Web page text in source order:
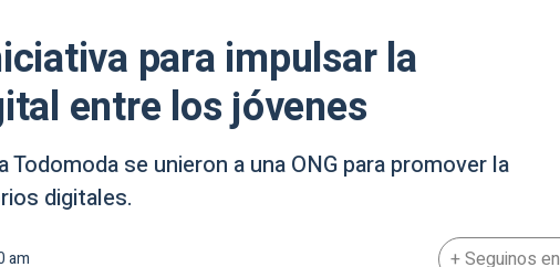
para impulsar la
entre los jóvenes
Todomoda se unieron a una ONG para promover la
digitales.
am + Seguinos en